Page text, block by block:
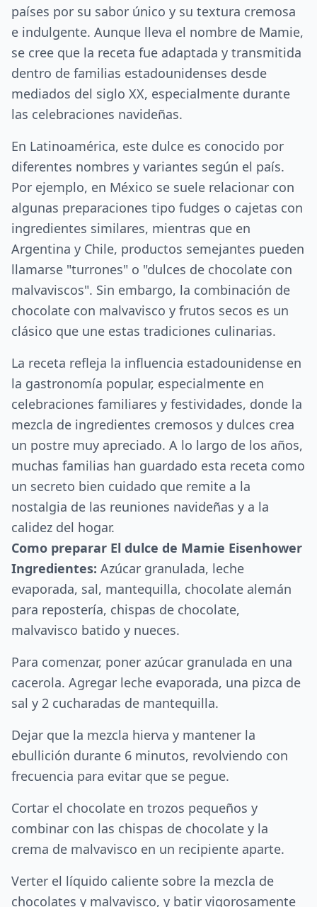
países por su sabor único y su textura cremosa
e indulgente. Aunque lleva el nombre de Mamie,
se cree que la receta fue adaptada y transmitida
dentro de familias estadounidenses desde
mediados del siglo XX, especialmente durante
las celebraciones navideñas.
En Latinoamérica, este dulce es conocido por
diferentes nombres y variantes según el país.
Por ejemplo, en México se suele relacionar con
algunas preparaciones tipo fudges o cajetas con
ingredientes similares, mientras que en
Argentina y Chile, productos semejantes pueden
llamarse "turrones" o "dulces de chocolate con
malvaviscos". Sin embargo, la combinación de
chocolate con malvavisco y frutos secos es un
clásico que une estas tradiciones culinarias.
La receta refleja la influencia estadounidense en
la gastronomía popular, especialmente en
celebraciones familiares y festividades, donde la
mezcla de ingredientes cremosos y dulces crea
un postre muy apreciado. A lo largo de los años,
muchas familias han guardado esta receta como
un secreto bien cuidado que remite a la
nostalgia de las reuniones navideñas y a la
calidez del hogar.
Como preparar El dulce de Mamie Eisenhower
Ingredientes: Azúcar granulada, leche
evaporada, sal, mantequilla, chocolate alemán
para repostería, chispas de chocolate,
malvavisco batido y nueces.
Para comenzar, poner azúcar granulada en una
cacerola. Agregar leche evaporada, una pizca de
sal y 2 cucharadas de mantequilla.
Dejar que la mezcla hierva y mantener la
ebullición durante 6 minutos, revolviendo con
frecuencia para evitar que se pegue.
Cortar el chocolate en trozos pequeños y
combinar con las chispas de chocolate y la
crema de malvavisco en un recipiente aparte.
Verter el líquido caliente sobre la mezcla de
chocolates y malvavisco, y batir vigorosamente